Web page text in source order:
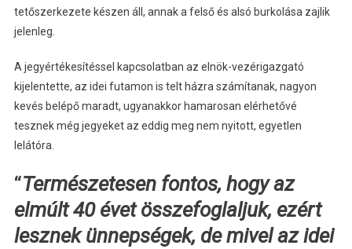
tetőszerkezete készen áll, annak a felső és alsó burkolása zajlik
jelenleg.
A jegyértékesítéssel kapcsolatban az elnök-vezérigazgató
kijelentette, az idei futamon is telt házra számítanak, nagyon
kevés belépő maradt, ugyanakkor hamarosan elérhetővé
tesznek még jegyeket az eddig meg nem nyitott, egyetlen
lelátóra.
“Természetesen fontos, hogy az
elmúlt 40 évet összefoglaljuk, ezért
lesznek ünnepségek, de mivel az idei